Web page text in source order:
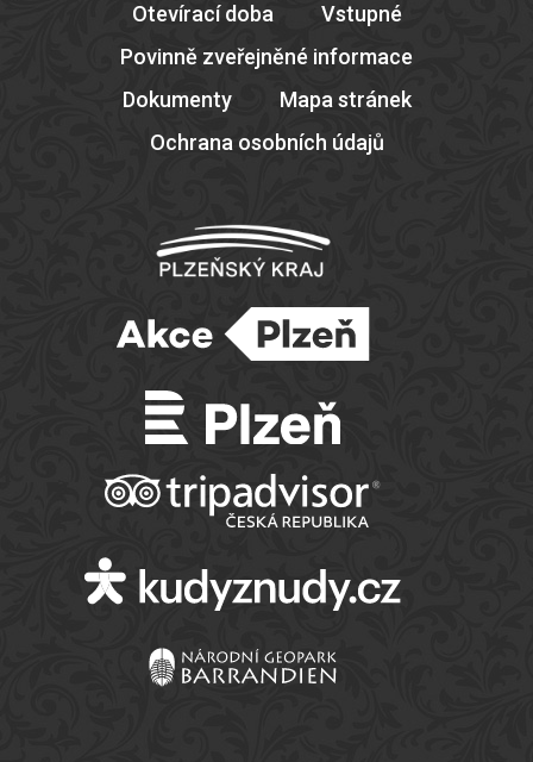
Otevírací doba
Vstupné
Povinně zveřejněné informace
Dokumenty
Mapa stránek
Ochrana osobních údajů